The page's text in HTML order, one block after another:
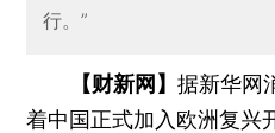
行。”
【财新网】 据新华网
着中国正式加入欧洲复兴